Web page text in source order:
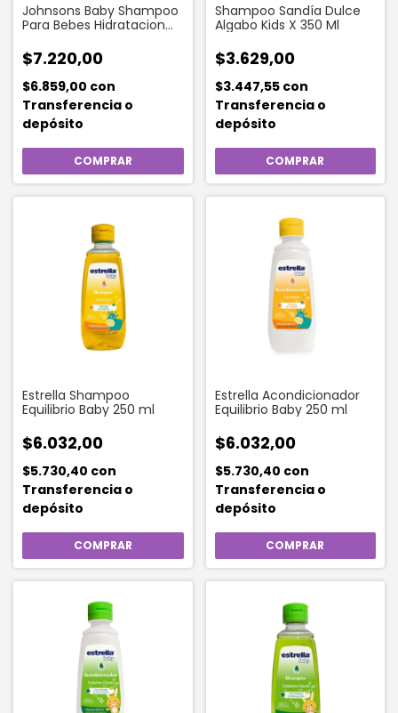
Johnsons Baby Shampoo
Para Bebes Hidratacion
$7.220,00
$6.859,00 con
Transferencia o
depósito
Shampoo Sandía Dulce
Algabo Kids X 350 Ml
$3.629,00
$3.447,55 con
Transferencia o
depósito
Estrella Shampoo
Equilibrio Baby 250 ml
$6.032,00
$5.730,40 con
Transferencia o
depósito
Estrella Acondicionador
Equilibrio Baby 250 ml
$6.032,00
$5.730,40 con
Transferencia o
depósito